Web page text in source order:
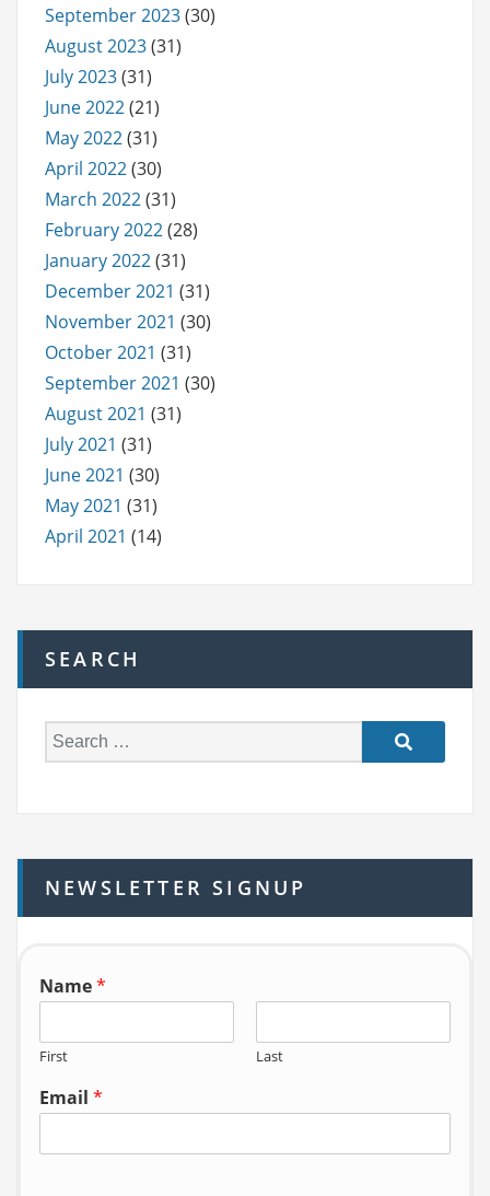
September 2023(30)
August 2023(31)
July 2023(31)
June 2022(21)
May 2022(31)
April 2022(30)
March 2022(31)
February 2022(28)
January 2022(31)
December 2021 (31)
November 2021 (30)
October 2021 (31)
September 2021 (30)
August 2021 (31)
July 2021 (31)
June 2021 (30)
May 2021 (31)
April 2021 (14)
SEARCH
e
h
f
o
NEWSLETTER SIGNUP
Name*
First Last
Email *